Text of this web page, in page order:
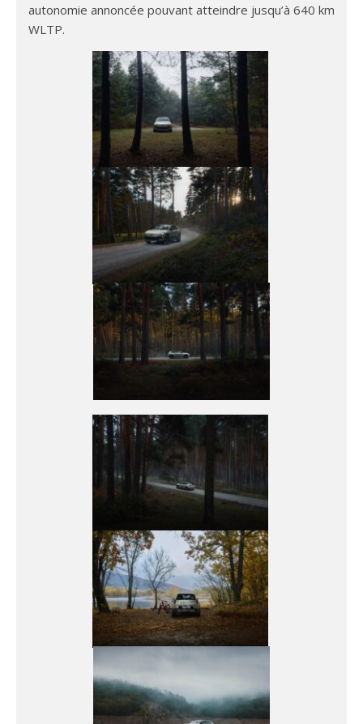
autonomie annoncée pouvant atteindre jusqu’à 640 km
WLTP.